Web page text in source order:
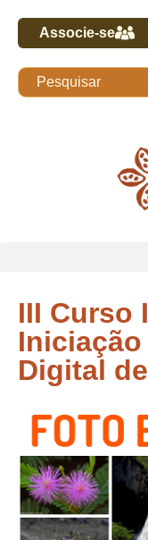
Associe-se
III Curso
Digital